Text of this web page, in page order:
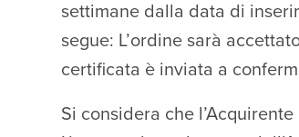
settimane dalla data di
segue: L’ordine sarà
certificata è inviata a
Si considera che